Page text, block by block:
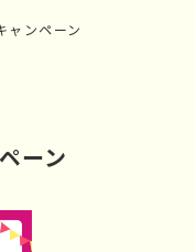
ンペーン
ーン